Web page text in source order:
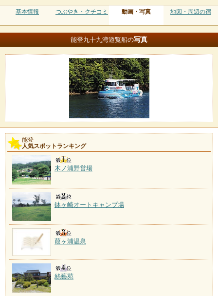
基本情報 つぶやき・クチコミ 動画・写真 地図・周辺の宿
能登九十九湾遊覧船の写真
能登
人気スポットランキング
木ノ浦野営場
鉢ヶ崎オートキャンプ場
葭ヶ浦温泉
絲藝苑